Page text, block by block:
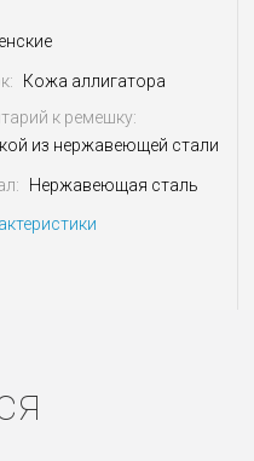
Кожа аллигатора
к ремешку:
из нержавеющей стали
Нержавеющая сталь